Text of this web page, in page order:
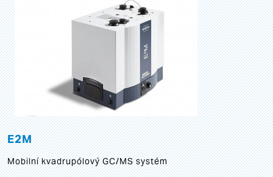
E2M
Mobilní kvadrupólový GC/MS systém